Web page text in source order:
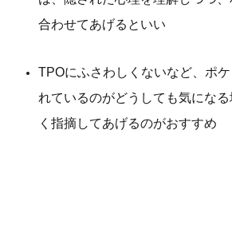
合わせてあげるといい
TPOにふさわしくないなど、ポ
れているのがどうしても気にな
く指摘してあげるのがおすすめ